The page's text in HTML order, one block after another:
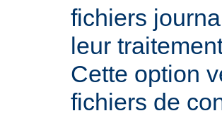
fichiers
leur
Cette option
fichiers de